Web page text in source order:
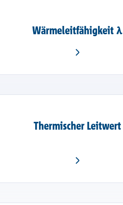
Wärmeleitfähigkeit λ
Thermischer Leitwert